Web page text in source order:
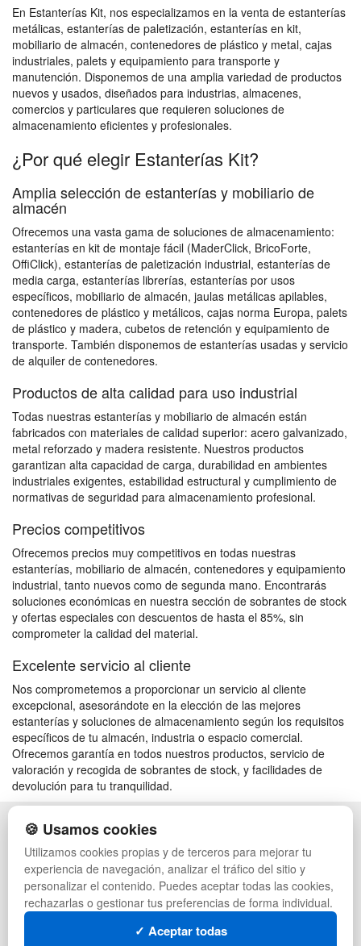
En Estanterías Kit, nos especializamos en la venta de estanterías
metálicas, estanterías de paletización, estanterías en kit,
mobiliario de almacén, contenedores de plástico y metal, cajas
industriales, palets y equipamiento para transporte y
manutención. Disponemos de una amplia variedad de productos
nuevos y usados, diseñados para industrias, almacenes,
comercios y particulares que requieren soluciones de
almacenamiento eficientes y profesionales.
¿Por qué elegir Estanterías Kit?
Amplia selección de estanterías y mobiliario de
almacén
Ofrecemos una vasta gama de soluciones de almacenamiento:
estanterías en kit de montaje fácil (MaderClick, BricoForte,
OffiClick), estanterías de paletización industrial, estanterías de
media carga, estanterías librerías, estanterías por usos
específicos, mobiliario de almacén, jaulas metálicas apilables,
contenedores de plástico y metálicos, cajas norma Europa, palets
de plástico y madera, cubetos de retención y equipamiento de
transporte. También disponemos de estanterías usadas y servicio
de alquiler de contenedores.
Productos de alta calidad para uso industrial
Todas nuestras estanterías y mobiliario de almacén están
fabricados con materiales de calidad superior: acero galvanizado,
metal reforzado y madera resistente. Nuestros productos
garantizan alta capacidad de carga, durabilidad en ambientes
industriales exigentes, estabilidad estructural y cumplimiento de
normativas de seguridad para almacenamiento profesional.
Precios competitivos
Ofrecemos precios muy competitivos en todas nuestras
estanterías, mobiliario de almacén, contenedores y equipamiento
industrial, tanto nuevos como de segunda mano. Encontrarás
soluciones económicas en nuestra sección de sobrantes de stock
y ofertas especiales con descuentos de hasta el 85%, sin
comprometer la calidad del material.
Excelente servicio al cliente
Nos comprometemos a proporcionar un servicio al cliente
excepcional, asesorándote en la elección de las mejores
estanterías y soluciones de almacenamiento según los requisitos
específicos de tu almacén, industria o espacio comercial.
Ofrecemos garantía en todos nuestros productos, servicio de
valoración y recogida de sobrantes de stock, y facilidades de
devolución para tu tranquilidad.
POLÍTICA DE PRIVACIDAD
CONDICIONES DE USO
CAMBIOS Y DEVOLUCIONES
CONTACTO
QUIENES SOMOS
MAPA WEB
PREGUNTAS FRECUENTES
PALETS DE PLÁSTICO
MANUTENCIÓN
GESTIÓN DE RESIDUOS
PALETS
CONTENEDORES DE PLÁSTICO
LIQUIDACIÓN Y SOBRANTES
🍪 Usamos cookies
Utilizamos cookies propias y de terceros para mejorar tu
experiencia de navegación, analizar el tráfico del sitio y
personalizar el contenido. Puedes aceptar todas las cookies,
rechazarlas o gestionar tus preferencias de forma individual.
✓ Aceptar todas